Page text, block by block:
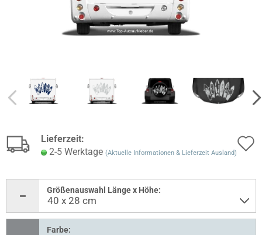
Lieferzeit:
2-5 Werktage (Aktuelle Informationen & Lieferzeit Ausland)
Größenauswahl Länge x Höhe:
Farbe: